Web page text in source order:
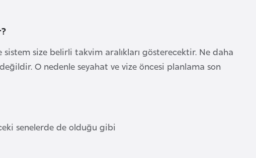
size belirli takvim aralıkları gösterecektir. Ne daha
O nedenle seyahat ve vize öncesi planlama son
senelerde de olduğu gibi